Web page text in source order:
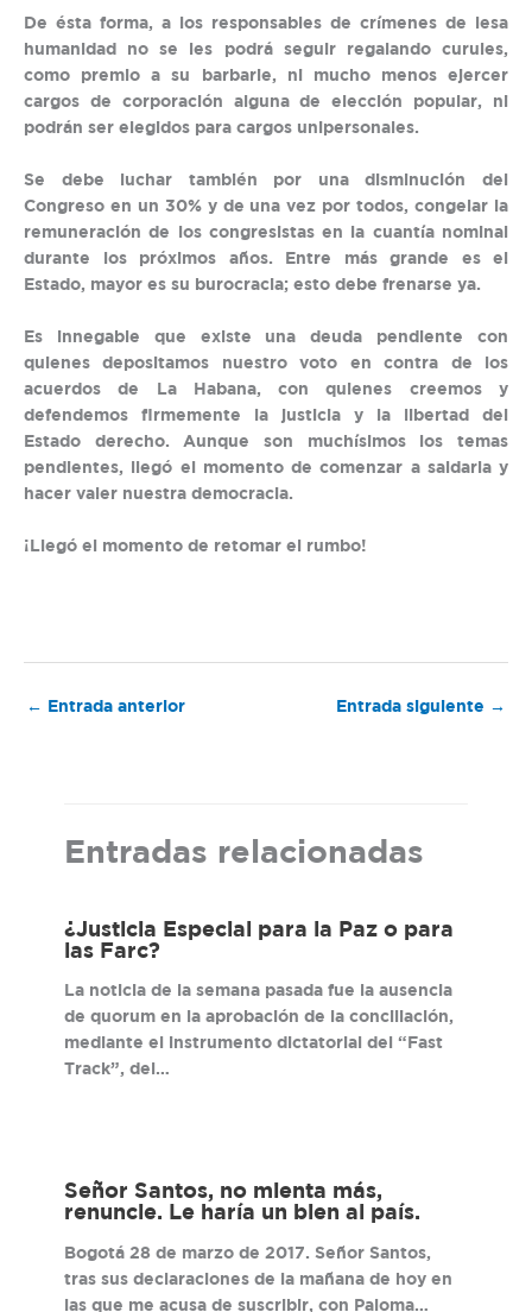
De ésta forma, a los responsables de crímenes de lesa
humanidad no se les podrá seguir regalando curules,
como premio a su barbarie, ni mucho menos ejercer
cargos de corporación alguna de elección popular, ni
podrán ser elegidos para cargos unipersonales.
Se debe luchar también por una disminución del
Congreso en un 30% y de una vez por todos, congelar la
remuneración de los congresistas en la cuantía nominal
durante los próximos años. Entre más grande es el
Estado, mayor es su burocracia; esto debe frenarse ya.
Es innegable que existe una deuda pendiente con
quienes depositamos nuestro voto en contra de los
acuerdos de La Habana, con quienes creemos y
defendemos firmemente la justicia y la libertad del
Estado derecho. Aunque son muchísimos los temas
pendientes, llegó el momento de comenzar a saldarla y
hacer valer nuestra democracia.
¡Llegó el momento de retomar el rumbo!
← Entrada anterior Entrada siguiente →
Entradas relacionadas
¿Justicia Especial para la Paz o para
las Farc?
La noticia de la semana pasada fue la ausencia
de quorum en la aprobación de la conciliación,
mediante el instrumento dictatorial del “Fast
Track”, del…
Señor Santos, no mienta más,
renuncie. Le haría un bien al país.
Bogotá 28 de marzo de 2017. Señor Santos,
tras sus declaraciones de la mañana de hoy en
las que me acusa de suscribir, con Paloma…